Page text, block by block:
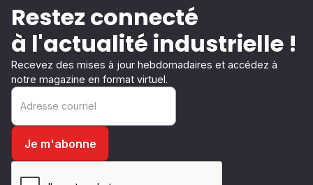
Restez connecté
à l'actualité industrielle !
Recevez des mises à jour hebdomadaires et accédez à
notre magazine en format virtuel.